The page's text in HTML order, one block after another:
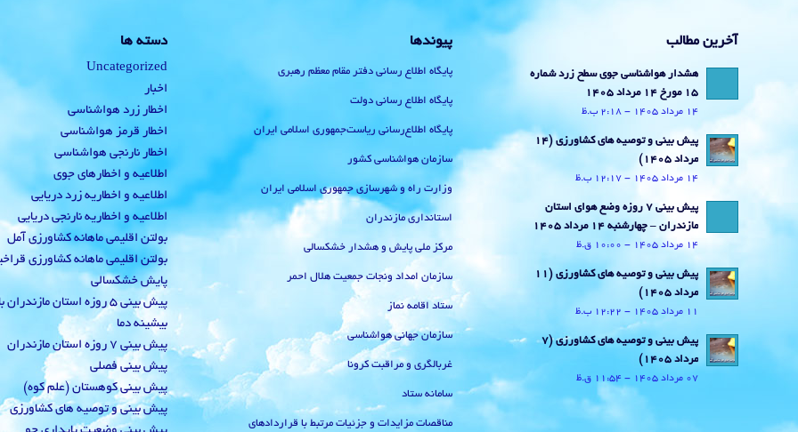
آخرین مطالب
هشدار هواشناسی جوی سطح زرد شماره
15 مورخ 14 مرداد 1405
14 مرداد 1405 - 2:18 ب.ظ
پیش بینی و توصیه های کشاورزی (14
مرداد ۱۴۰۵)
14 مرداد 1405 - 12:17 ب.ظ
پیش بینی 7 روزه وضع هوای استان
مازندران – چهارشنبه 14 مرداد 1405
14 مرداد 1405 - 10:00 ق.ظ
پیش بینی و توصیه های کشاورزی (11
مرداد ۱۴۰۵)
11 مرداد 1405 - 12:22 ب.ظ
پیش بینی و توصیه های کشاورزی (7
مرداد ۱۴۰۵)
07 مرداد 1405 - 11:54 ق.ظ
پیوندها
پایگاه اطلاع رسانی دفتر مقام معظم رهبری
پایگاه اطلاع رسانی دولت
پایگاه اطلاع‌رسانی ریاست‌جمهوری اسلامی ایران
سازمان هواشناسی کشور
وزارت راه و شهرسازی جمهوری اسلامی ایران
استانداری مازندران
مرکز ملی پایش و هشدار خشکسالی
سازمان امداد ونجات جمعیت هلال احمر
ستاد اقامه نماز
سازمان جهانی هواشناسی
غربالگری و مراقبت کرونا
سامانه ستاد
مناقصات مزایدات و جزئیات مرتبط با قراردادهای
دسته ها
Uncategorized
اخبار
اخطار زرد هواشناسی
اخطار قرمز هواشناسی
اخطار نارنجی هواشناسی
اطلاعیه و اخطارهای جوی
اطلاعیه و اخطاریه زرد دریایی
اطلاعیه و اخطاریه نارنجی دریایی
بولتن اقلیمی ماهانه کشاورزی آمل
بولتن اقلیمی ماهانه کشاورزی
پایش خشکسالی
پیش بینی 5 روزه استان
بیشینه دما
پیش بینی 7 روزه استان مازندران
پیش بینی فصلی
پیش بینی کوهستان (علم کوه)
پیش بینی و توصیه های کشاورزی